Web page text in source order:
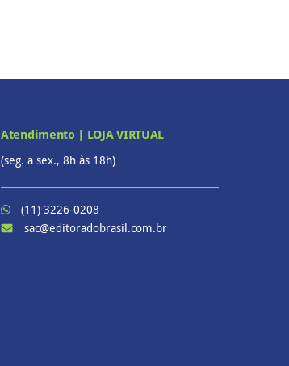
Atendimento | LOJA VIRTUAL
(seg. a sex., 8h às 18h)
(11) 3226-0208
sac@editoradobrasil.com.br